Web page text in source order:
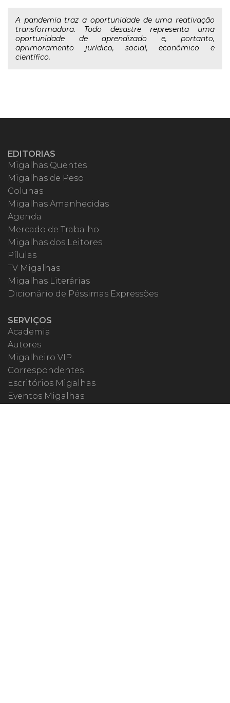
A pandemia traz a oportunidade de uma reativação
transformadora. Todo desastre representa uma
oportunidade de aprendizado e, portanto,
aprimoramento jurídico, social, econômico e
científico.
EDITORIAS
Migalhas Quentes
Migalhas de Peso
Colunas
Migalhas Amanhecidas
Agenda
Mercado de Trabalho
Migalhas dos Leitores
Pílulas
TV Migalhas
Migalhas Literárias
Dicionário de Péssimas Expressões
SERVIÇOS
Academia
Autores
Migalheiro VIP
Correspondentes
Escritórios Migalhas
Eventos Migalhas